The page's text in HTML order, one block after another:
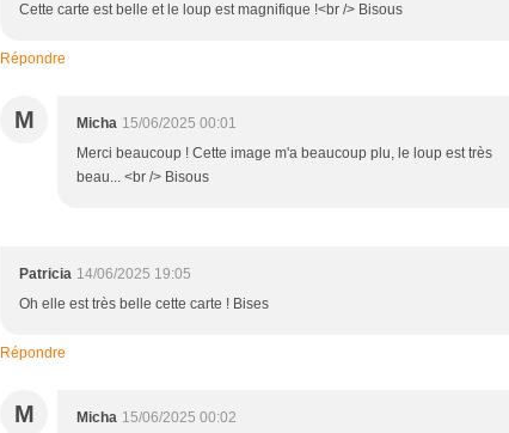
Cette carte est belle et le loup est magnifique !<br /> Bisous
Répondre
M Micha 15/06/2025 00:01
Merci beaucoup ! Cette image m'a beaucoup plu, le loup est très
beau... <br /> Bisous
Patricia 14/06/2025 19:05
Oh elle est très belle cette carte ! Bises
Répondre
M Micha 15/06/2025 00:02